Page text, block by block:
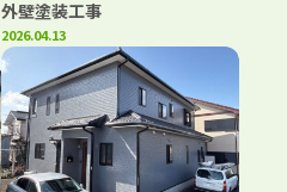
外壁塗装工事
2026.04.13